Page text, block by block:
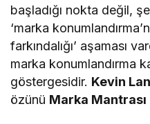
başladığı nokta değil,
‘marka
farkındalığı’ aşaması
marka konumlandırma
göstergesidir. Kevin
özünü Marka Mantrası